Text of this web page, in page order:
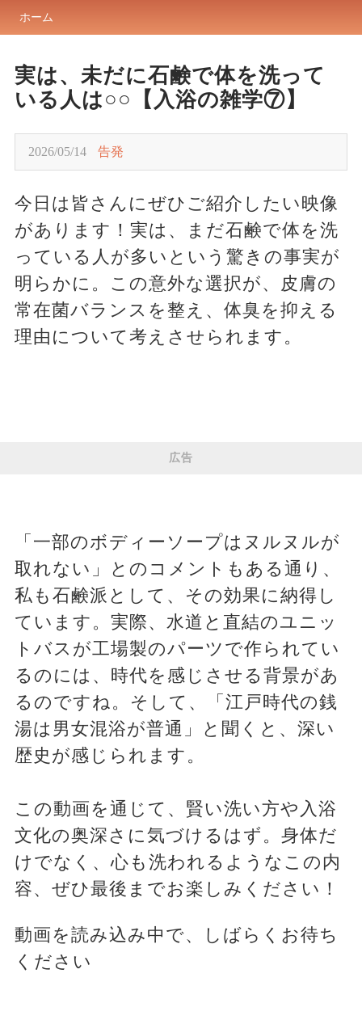
ホーム
実は、未だに石鹸で体を洗って
いる人は○○【入浴の雑学⑦】
2026/05/14 告発
今日は皆さんにぜひご紹介したい映像
があります！実は、まだ石鹸で体を洗
っている人が多いという驚きの事実が
明らかに。この意外な選択が、皮膚の
常在菌バランスを整え、体臭を抑える
理由について考えさせられます。
広告
「一部のボディーソープはヌルヌルが
取れない」とのコメントもある通り、
私も石鹸派として、その効果に納得し
ています。実際、水道と直結のユニッ
トバスが工場製のパーツで作られてい
るのには、時代を感じさせる背景があ
るのですね。そして、「江戸時代の銭
湯は男女混浴が普通」と聞くと、深い
歴史が感じられます。
この動画を通じて、賢い洗い方や入浴
文化の奥深さに気づけるはず。身体だ
けでなく、心も洗われるようなこの内
容、ぜひ最後までお楽しみください！
動画を読み込み中で、しばらくお待ち
ください